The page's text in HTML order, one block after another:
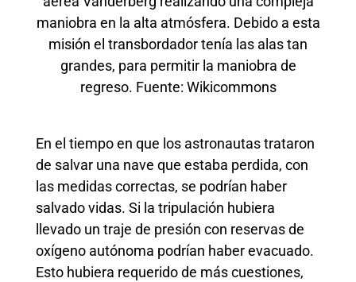
maniobra en la alta atmósfera. Debido a esta
misión el transbordador tenía las alas tan
grandes, para permitir la maniobra de
regreso. Fuente: Wikicommons
En el tiempo en que los astronautas trataron
de salvar una nave que estaba perdida, con
las medidas correctas, se podrían haber
salvado vidas. Si la tripulación hubiera
llevado un traje de presión con reservas de
oxígeno autónoma podrían haber evacuado.
Esto hubiera requerido de más cuestiones,